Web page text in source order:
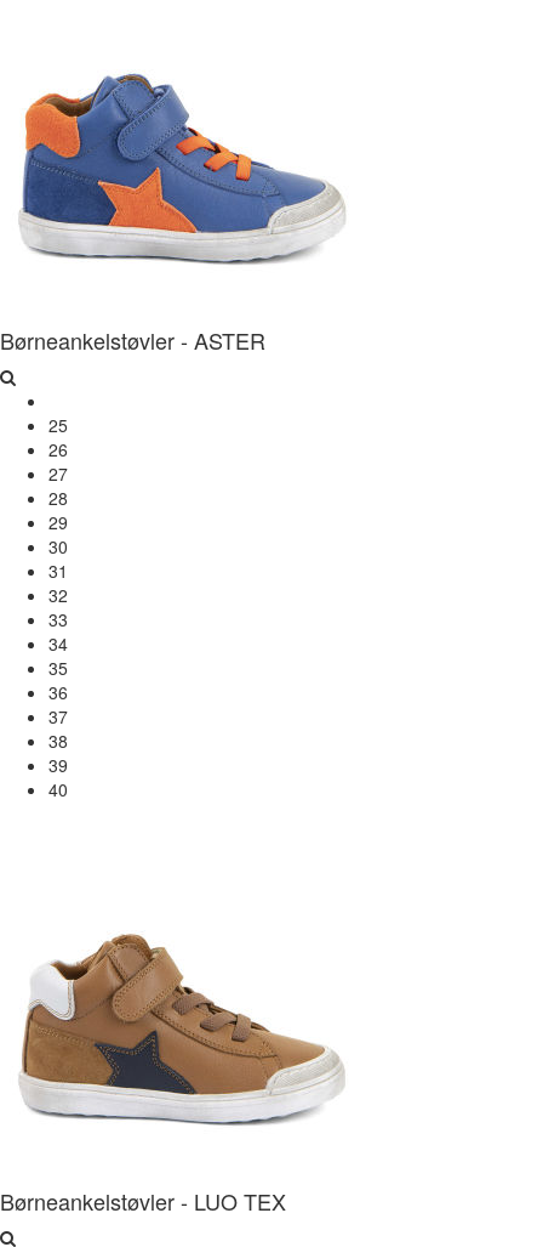
Børneankelstøvler - ASTER
25
26
27
28
29
30
31
32
33
34
35
36
37
38
39
40
Børneankelstøvler - LUO TEX